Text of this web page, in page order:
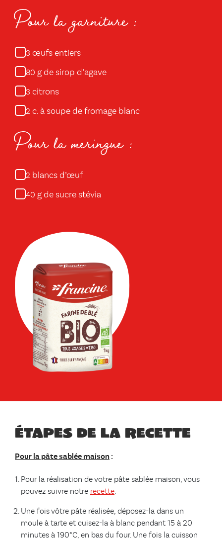
Pour la garniture :
3 œufs entiers
80 g de sirop d’agave
3 citrons
2 c. à soupe de fromage blanc
Pour la meringue :
2 blancs d’œuf
40 g de sucre stévia
Étapes de la recette
Pour la pâte sablée maison :
Pour la réalisation de votre pâte sablée maison, vous
pouvez suivre notre recette.
Une fois vôtre pâte réalisée, déposez-la dans un
moule à tarte et cuisez-la à blanc pendant 15 à 20
minutes à 190°C, en bas du four. Une fois la cuisson